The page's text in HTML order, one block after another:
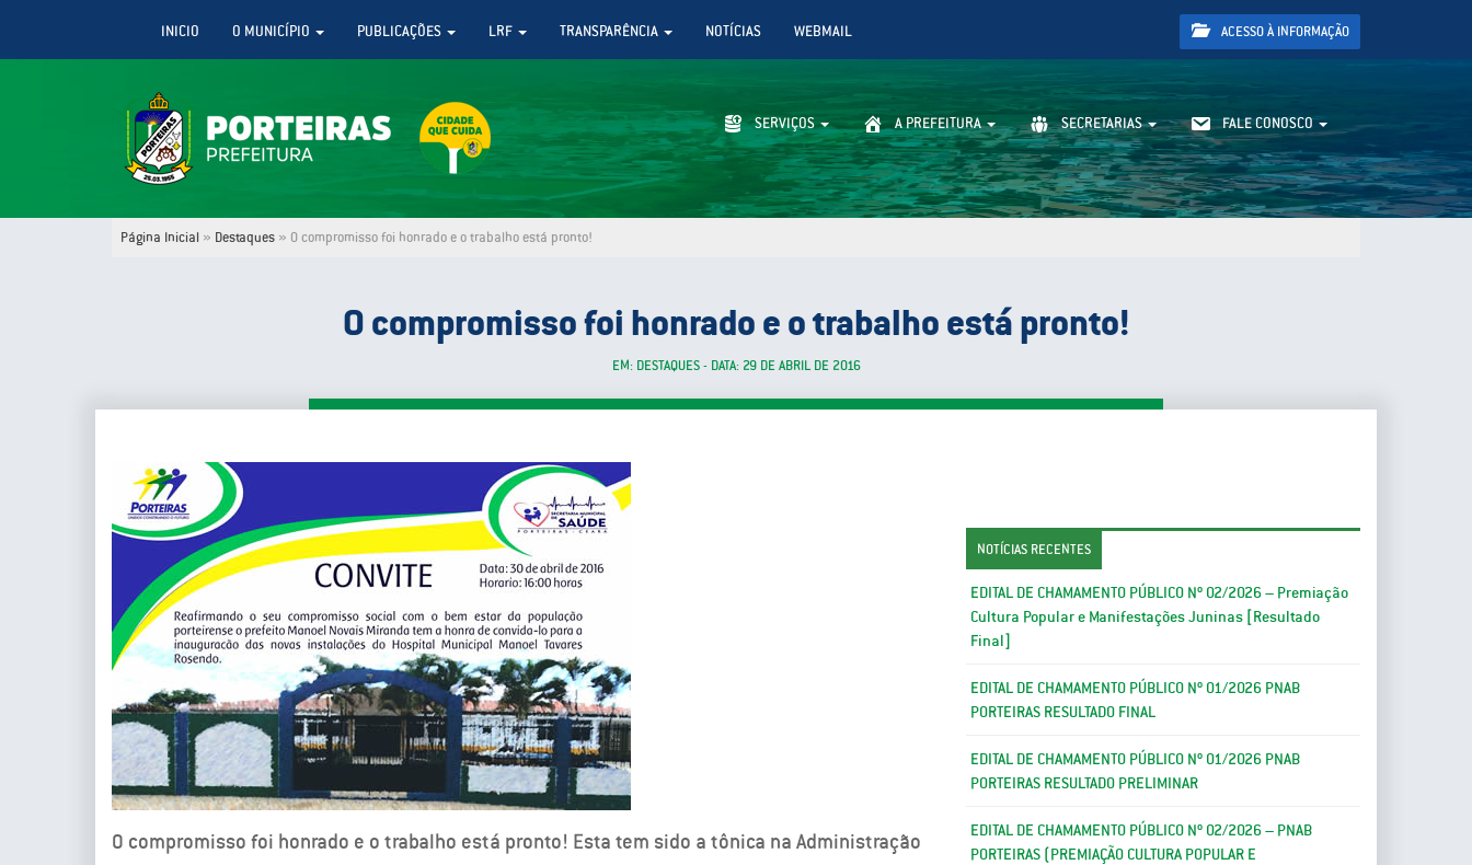
INICIO O MUNICÍPIO PUBLICAÇÕES LRF TRANSPARÊNCIA NOTÍCIAS WEBMAIL ACESSO À INFORMAÇÃO
SERVIÇOS A PREFEITURA SECRETARIAS FALE CONOSCO
Página Inicial » Destaques » O compromisso foi honrado e o trabalho está pronto!
O compromisso foi honrado e o trabalho está pronto!
EM: DESTAQUES - DATA: 29 DE ABRIL DE 2016
O compromisso foi honrado e o trabalho está pronto! Esta tem sido a tônica na Administração
NOTÍCIAS RECENTES
EDITAL DE CHAMAMENTO PÚBLICO Nº 02/2026 – Premiação
Cultura Popular e Manifestações Juninas [Resultado
Final]
EDITAL DE CHAMAMENTO PÚBLICO Nº 01/2026 PNAB
PORTEIRAS RESULTADO FINAL
EDITAL DE CHAMAMENTO PÚBLICO Nº 01/2026 PNAB
PORTEIRAS RESULTADO PRELIMINAR
EDITAL DE CHAMAMENTO PÚBLICO Nº 02/2026 – PNAB
PORTEIRAS (PREMIAÇÃO CULTURA POPULAR E